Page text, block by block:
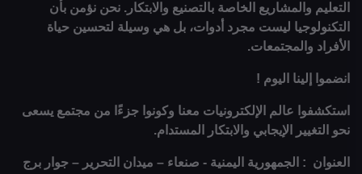
التعليم والمشاريع الخاصة بالتصنيع والابتكار. نحن نؤمن بأن
التكنولوجيا ليست مجرد أدوات، بل هي وسيلة لتحسين حياة
الأفراد والمجتمعات.
انضموا إلينا اليوم !
استكشفوا عالم الإلكترونيات معنا وكونوا جزءًا من مجتمع يسعى
نحو التغيير الإيجابي والابتكار المستدام.
العنوان : الجمهورية اليمنية - صنعاء – ميدان التحرير – جوار برج